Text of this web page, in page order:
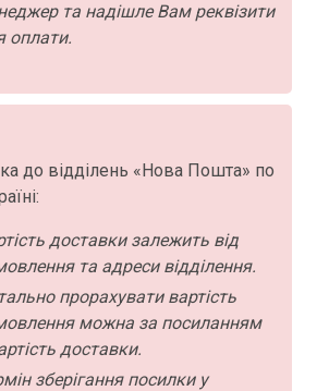
та надішле Вам реквізити
оплати.
до відділень «Нова Пошта» по
доставки залежить від
та адреси відділення.
прорахувати вартість
можна за посиланням
доставки.
зберігання посилки у